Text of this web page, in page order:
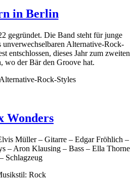
in Berlin
gegründet. Die Band steht für junge
Alternative-Rock-
entschlossen, dieses Jahr zum zweiten
wo der Bär den Groove hat.
Rock-Styles
Wonders
Müller – Gitarre – Edgar Fröhlich –
– Aron Klausing – Bass – Ella Thorne
– Schlagzeug
Rock